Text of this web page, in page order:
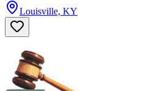
Louisville, KY